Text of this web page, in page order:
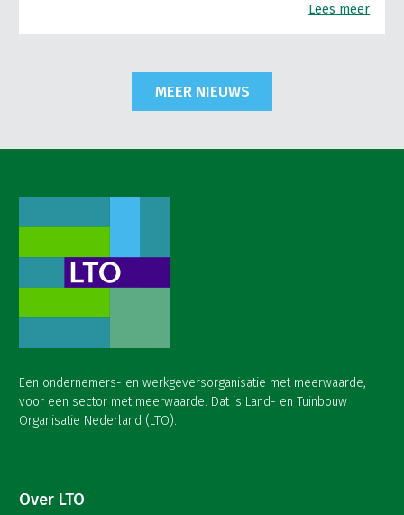
Lees meer
MEER NIEUWS
Een ondernemers- en werkgeversorganisatie met meerwaarde,
voor een sector met meerwaarde. Dat is Land- en Tuinbouw
Organisatie Nederland (LTO).
Over LTO